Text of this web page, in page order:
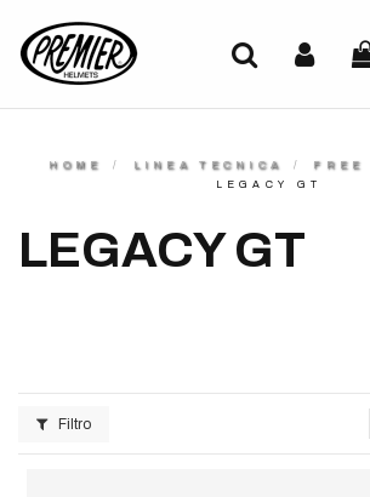
HOME LINEA TECNICA
FREE
LEGACY GT
LEGACY GT
Filtro